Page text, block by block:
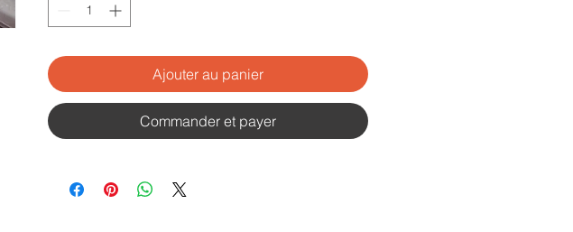
Ajouter au panier
Commander et payer